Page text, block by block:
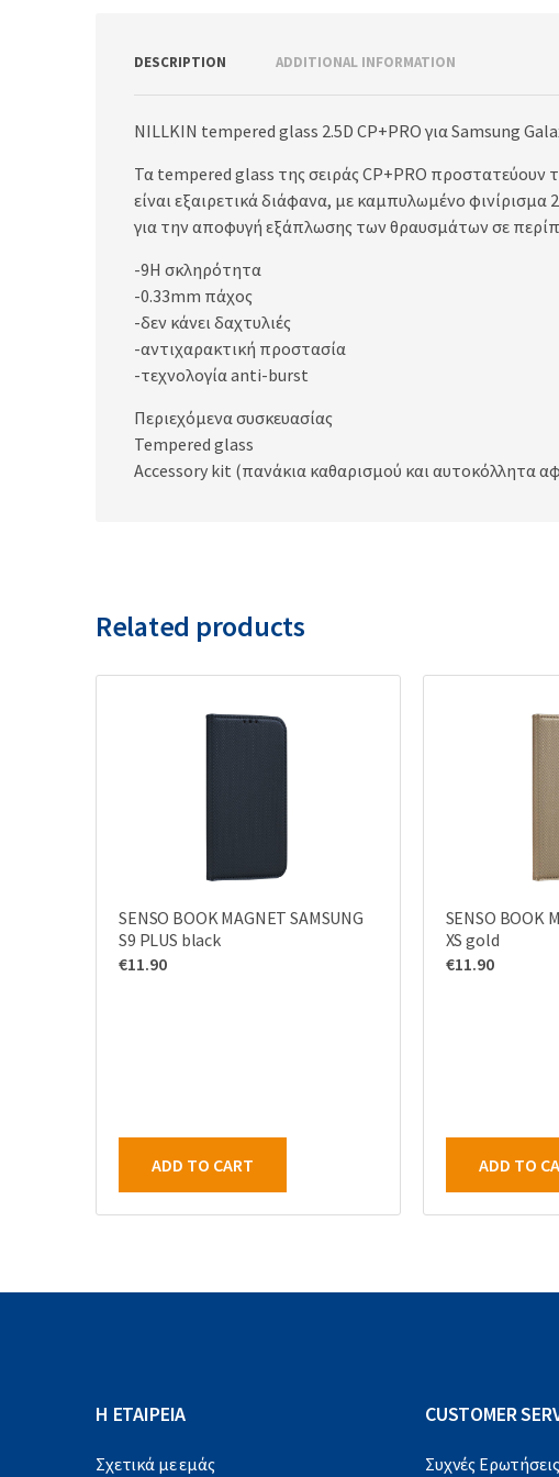
DESCRIPTION ADDITIONAL INFORMATION
NILLKIN tempered glass 2.5D CP+PRO για Samsung
Τα tempered glass της σειράς CP+PRO προστατεύουν
είναι εξαιρετικά διάφανα, με καμπυλωμένο
για την αποφυγή εξάπλωσης των θραυσμάτων σε
-9H σκληρότητα
-0.33mm πάχος
-δεν κάνει δαχτυλιές
-αντιχαρακτική προστασία
-τεχνολογία anti-burst
Περιεχόμενα συσκευασίας
Tempered glass
Accessory kit (πανάκια καθαρισμού και αυτοκόλλητα
Related products
SENSO BOOK MAGNET SAMSUNG
S9 PLUS black
€11.90
ADD TO CART
SENSO BOOK
XS gold
€11.90
ADD TO
Η ΕΤΑΙΡΕΙΑ
Σχετικά με εμάς
CUSTOMER
Συχνές Ερωτήσεις